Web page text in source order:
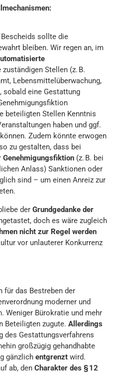
sollte die
bleiben. Wir regen an, im
zuständigen Stellen (z. B.
Lebensmittelüberwachung,
sobald eine Gestattung
beteiligten Stellen Kenntnis
haben und ggf.
Zudem könnte erwogen
zu gestalten, dass bei
(z. B. bei
Anlass) Sanktionen oder
sind – um einen Anreiz zur
der Grundgedanke der
doch es wäre zugleich
nicht zur Regel werden
vor unlauterer Konkurrenz
für das Bestreben der
moderner und
Weniger Bürokratie und mehr
Beteiligten zugute. Allerdings
des Gestattungsverfahrens
großzügig gehandhabte
gänzlich entgrenzt wird.
ab, den Charakter des § 12